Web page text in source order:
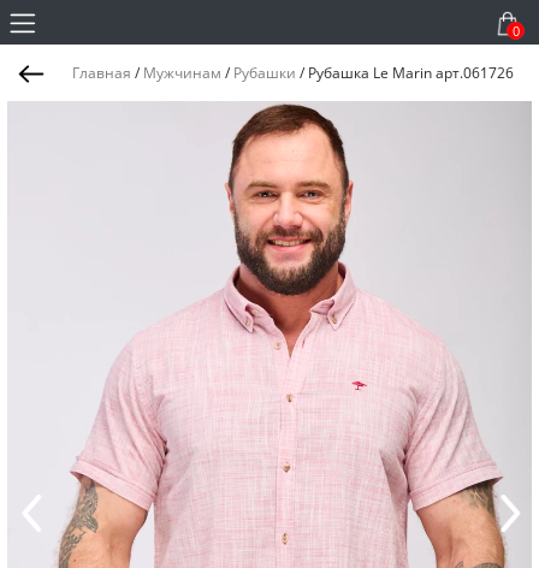
0
Главная / Мужчинам / Рубашки / Рубашка Le Marin арт.061726